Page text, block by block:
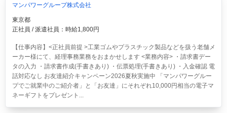
マンパワーグループ株式会社
東京都
正社員 / 派遣社員：時給1,800円
【仕事内容】<正社員前提 >工業ゴムやプラスチック製品などを扱う老舗メ
ーカー様にて、経理事務業務をおまかせします <業務内容> ・請求書デー
タの入力 ・請求書作成(手書きあり) ・伝票処理(手書きあり) ・入金確認 電
話対応なし お友達紹介キャンペーン2026夏秋実施中 「マンパワーグルー
プでご就業中のご紹介者」と「お友達」にそれぞれ10,000円相当の電子マ
ネーギフトをプレゼント...